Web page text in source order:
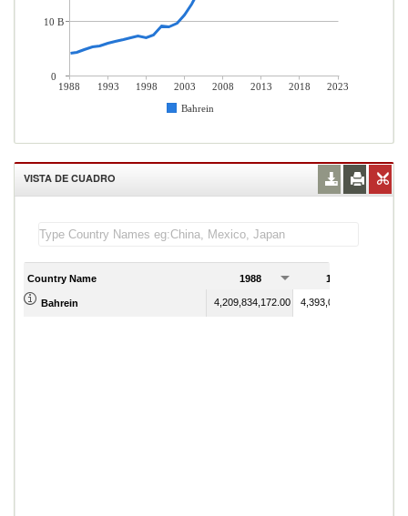
1988 1993 1998 2003 2008 2013 2018
2023
Bahrein
10 B
0
VISTA DE CUADRO
Country Name 1988 1989
Bahrein 4,209,834,172.00 4,393,093,962.00